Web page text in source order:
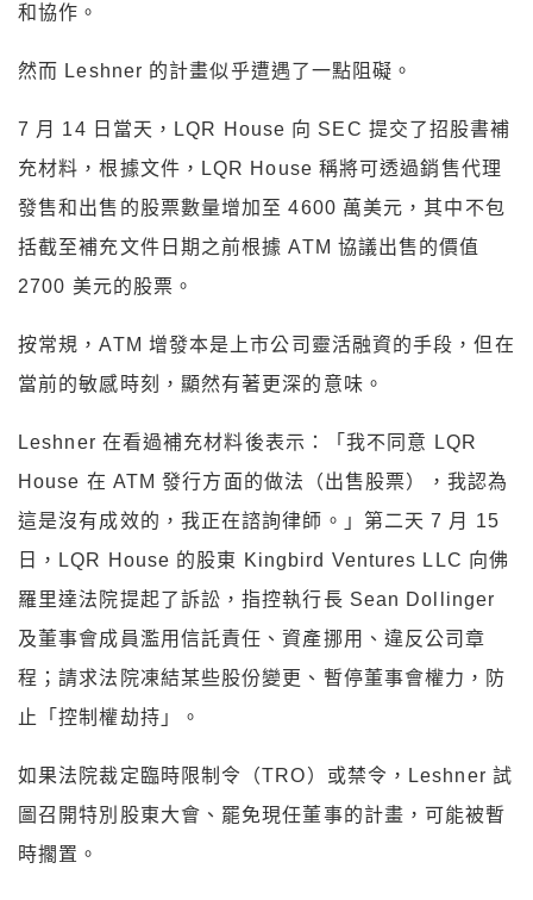
和協作。
然而 Leshner 的計畫似乎遭遇了一點阻礙。
7 月 14 日當天，LQR House 向 SEC 提交了招股書補
充材料，根據文件，LQR House 稱將可透過銷售代理
發售和出售的股票數量增加至 4600 萬美元，其中不包
括截至補充文件日期之前根據 ATM 協議出售的價值
2700 美元的股票。
按常規，ATM 增發本是上市公司靈活融資的手段，但在
當前的敏感時刻，顯然有著更深的意味。
Leshner 在看過補充材料後表示：「我不同意 LQR
House 在 ATM 發行方面的做法（出售股票），我認為
這是沒有成效的，我正在諮詢律師。」第二天 7 月 15
日，LQR House 的股東 Kingbird Ventures LLC 向佛
羅里達法院提起了訴訟，指控執行長 Sean Dollinger
及董事會成員濫用信託責任、資產挪用、違反公司章
程；請求法院凍結某些股份變更、暫停董事會權力，防
止「控制權劫持」。
如果法院裁定臨時限制令（TRO）或禁令，Leshner 試
圖召開特別股東大會、罷免現任董事的計畫，可能被暫
時擱置。